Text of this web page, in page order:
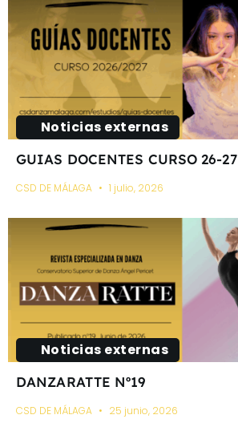
Noticias externas
GUIAS DOCENTES CURSO 26-27
CSD DE MÁLAGA 1 julio, 2026
Noticias externas
DANZARATTE Nº19
CSD DE MÁLAGA 25 junio, 2026